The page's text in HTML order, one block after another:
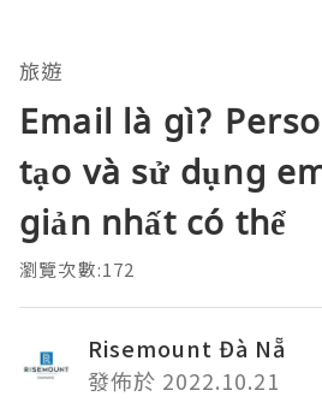
旅遊
Email là gì?
tạo và sử dụng
giản nhất có thể
瀏覽次數:172
Risemount Đà Nẵ
發佈於 2022.10.21